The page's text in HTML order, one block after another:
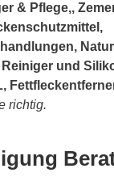
& Pflege,,
und
richtig.